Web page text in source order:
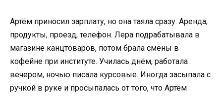
Артём приносил зарплату, но она таяла сразу. Аренда,
продукты, проезд, телефон. Лера подрабатывала в
магазине канцтоваров, потом брала смены в
кофейне при институте. Училась днём, работала
вечером, ночью писала курсовые. Иногда засыпала с
ручкой в руке и просыпалась от того, что Артём